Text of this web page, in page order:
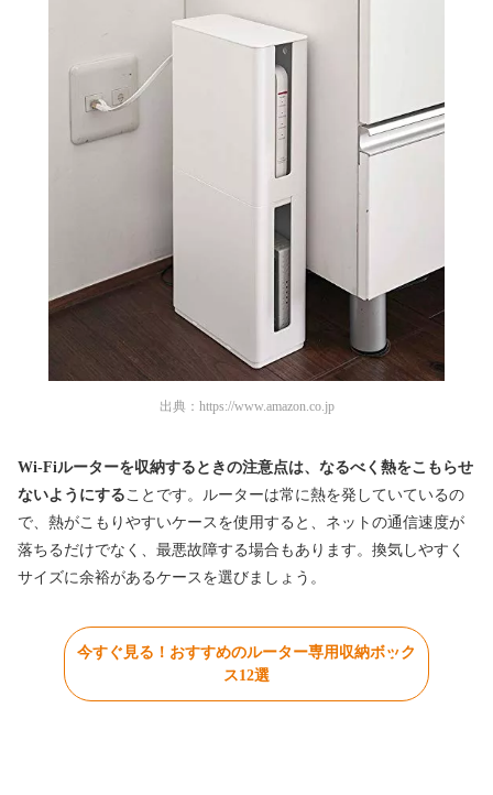
出典： https://www.amazon.co.jp
Wi-Fiルーターを収納するときの注意点は、なるべく熱をこもらせ
ないようにすることです。ルーターは常に熱を発していているの
で、熱がこもりやすいケースを使用すると、ネットの通信速度が
落ちるだけでなく、最悪故障する場合もあります。換気しやすく
サイズに余裕があるケースを選びましょう。
今すぐ見る！おすすめのルーター専用収納ボック
ス12選